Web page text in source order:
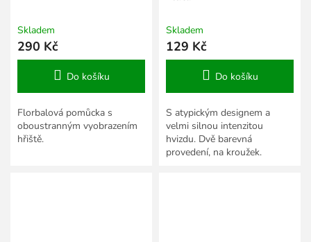
Skladem
290 Kč
Do košíku
Florbalová pomůcka s
oboustranným vyobrazením
hřiště.
Skladem
129 Kč
Do košíku
S atypickým designem a
velmi silnou intenzitou
hvizdu. Dvě barevná
provedení, na kroužek.